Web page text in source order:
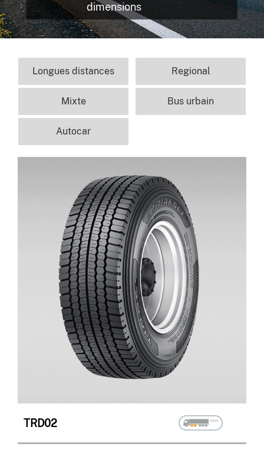
dimensions
Longues distances Regional
Mixte Bus urbain
Autocar
TRD02